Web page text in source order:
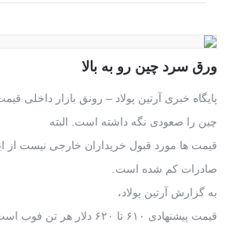
ورق سرد چین رو به بالا
پایگاه خبری آرتین پولاد – رونق بازار داخلی
چین را صعودی نگه داشته است. البته
قیمت ها مورد قبول خریداران خارجی نیست از
صادرات کم شده است.
به گزارش آرتین پولاد،